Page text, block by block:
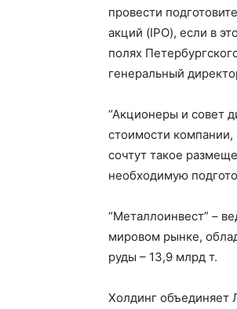
провести
акций (IPO), если в
полях
генеральный
“Акционеры и совет
стоимости
сочтут такое
необходимую
“Металлоинвест” –
мировом рынке,
руды – 13,9 млрд т.
Холдинг объединяет